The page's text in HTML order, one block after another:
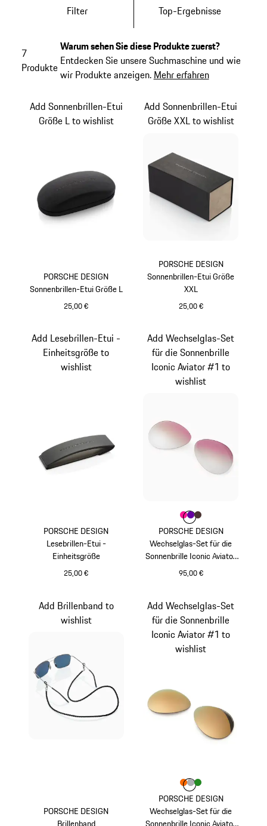
Filter
Top-Ergebnisse
7
Produkte
Warum sehen Sie diese Produkte zuerst?
Entdecken Sie unsere Suchmaschine und wie
wir Produkte anzeigen. Mehr erfahren
PORSCHE DESIGN
Sonnenbrillen-Etui Größe L
25,00 €
Add Sonnenbrillen-Etui
Größe L to wishlist
PORSCHE DESIGN
Sonnenbrillen-Etui Größe
XXL
25,00 €
Add Sonnenbrillen-Etui
Größe XXL to wishlist
PORSCHE DESIGN
Lesebrillen-Etui -
Einheitsgröße
25,00 €
Add Lesebrillen-Etui -
Einheitsgröße to
wishlist
PORSCHE DESIGN
Wechselglas-Set für die
Sonnenbrille Iconic Aviator
#1
95,00 €
Add Wechselglas-Set
für die Sonnenbrille
Iconic Aviator #1 to
wishlist
Farbe
Farbe
FarbeFarbe
PORSCHE DESIGN
Add Brillenband to
wishlist
PORSCHE DESIGN
Wechselglas-Set für die
Add Wechselglas-Set
für die Sonnenbrille
Iconic Aviator #1 to
wishlist
Farbe
Farbe
FarbeFarbe